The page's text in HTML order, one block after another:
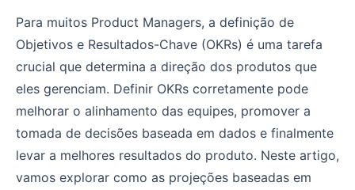
Definindo OKRs de forma mais precisa com projeções
Para muitos Product Managers, a definição de
Objetivos e Resultados-Chave (OKRs) é uma tarefa
crucial que determina a direção dos produtos que
eles gerenciam. Definir OKRs corretamente pode
melhorar o alinhamento das equipes, promover a
tomada de decisões baseada em dados e finalmente
levar a melhores resultados do produto. Neste artigo,
vamos explorar como as projeções baseadas em